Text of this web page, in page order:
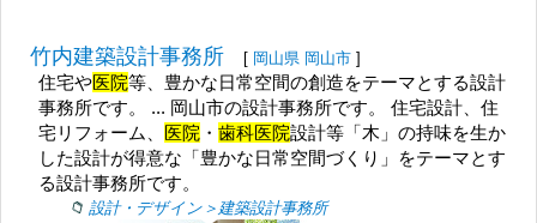
竹内建築設計事務所 [ 岡山県 岡山市 ]
住宅や医院等、豊かな日常空間の創造をテーマとする設計
事務所です。 ... 岡山市の設計事務所です。 住宅設計、住
宅リフォーム、 医院 ・歯科医院設計等「木」の持味を生か
した設計が得意な「豊かな日常空間づくり」をテーマとす
る設計事務所です。
設計・デザイン＞建築設計事務所